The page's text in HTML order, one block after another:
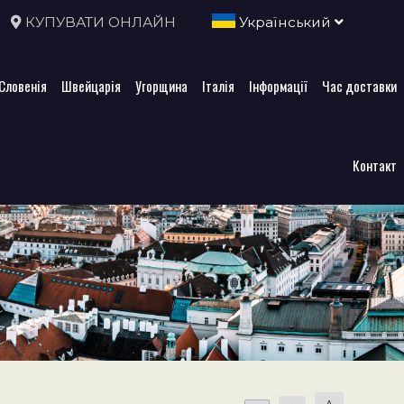
КУПУВАТИ ОНЛАЙН Український
Словенія Швейцарія Угорщина Італія Інформації Час доставки
Контакт